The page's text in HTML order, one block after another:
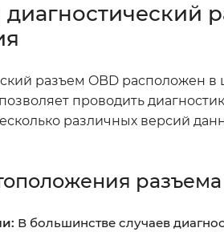
диагностический
разъем OBD расположен
проводить
различных версий
В большинстве случаев